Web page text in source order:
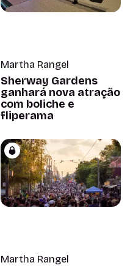
Martha Rangel
Sherway Gardens
ganhará nova atração
com boliche e
fliperama
Martha Rangel